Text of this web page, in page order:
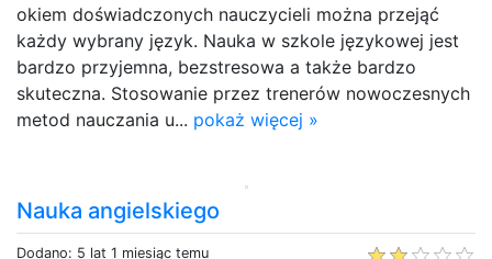
okiem doświadczonych nauczycieli można przejąć
każdy wybrany język. Nauka w szkole językowej jest
bardzo przyjemna, bezstresowa a także bardzo
skuteczna. Stosowanie przez trenerów nowoczesnych
metod nauczania u... pokaż więcej »
Nauka angielskiego
Dodano: 5 lat 1 miesiąc temu